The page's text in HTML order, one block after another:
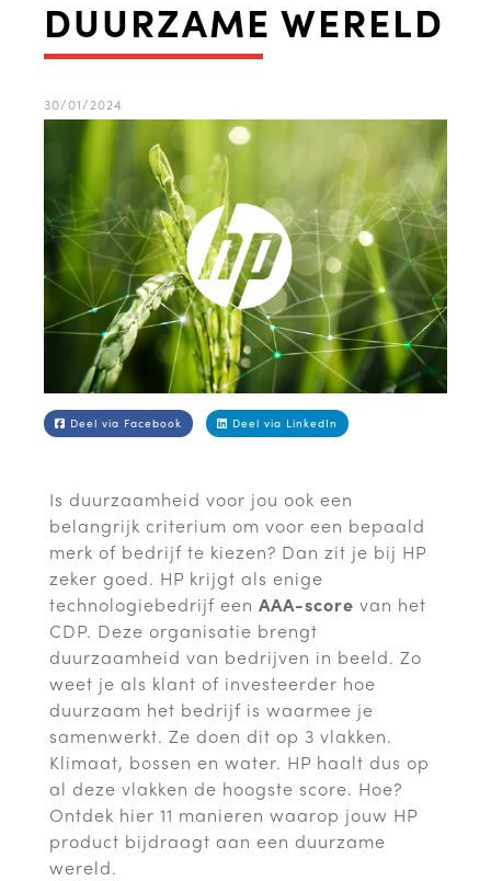
DUURZAME WERELD
30/01/2024
Deel via Facebook Deel via LinkedIn
Is duurzaamheid voor jou ook een
belangrijk criterium om voor een bepaald
merk of bedrijf te kiezen? Dan zit je bij HP
zeker goed. HP krijgt als enige
technologiebedrijf een AAA-score van het
CDP. Deze organisatie brengt
duurzaamheid van bedrijven in beeld. Zo
weet je als klant of investeerder hoe
duurzaam het bedrijf is waarmee je
samenwerkt. Ze doen dit op 3 vlakken.
Klimaat, bossen en water. HP haalt dus op
al deze vlakken de hoogste score. Hoe?
Ontdek hier 11 manieren waarop jouw HP
product bijdraagt aan een duurzame
wereld.